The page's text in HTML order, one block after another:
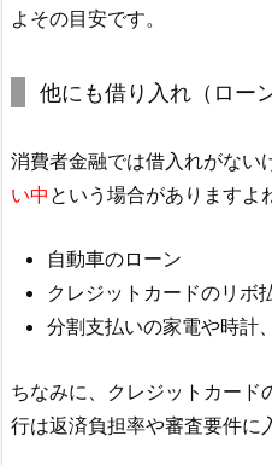
よその目安です。
他にも借り入れ（ロー
消費者金融では借入れがない
い中 という場合がありますよ
自動車のローン
クレジットカードのリボ
分割支払いの家電や時計
ちなみに、クレジットカード
行は返済負担率や審査要件に